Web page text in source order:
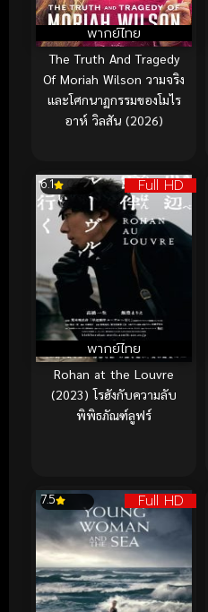
พากย์ไทย
The Truth And Tragedy
Of Moriah Wilson วามจริง
และโศกนาฏกรรมของโมไร
อาห์ วิลสัน (2026)
Full HD
พากย์ไทย
6.1
Rohan at the Louvre
(2023) โรฮังกับความลับ
พิพิธภัณฑ์ลูฟร์
Full HD
7.5